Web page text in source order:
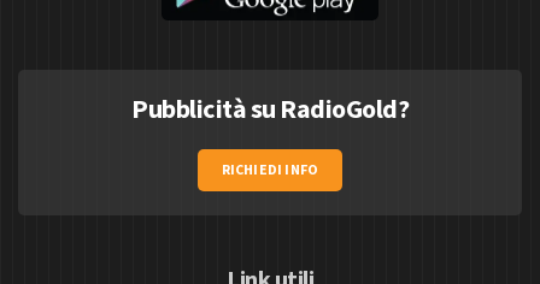
Pubblicità su RadioGold?
RICHIEDI INFO